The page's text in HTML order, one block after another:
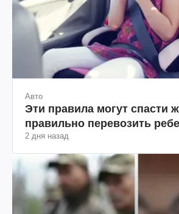
Авто
Эти правила могут спасти
правильно перевозить
2 дня назад